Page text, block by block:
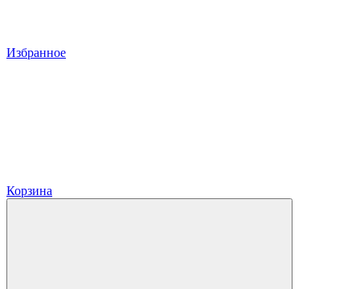
Избранное
Корзина